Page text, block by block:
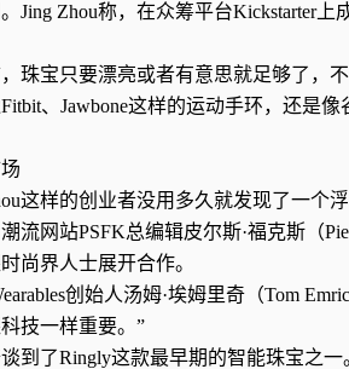
Jing Zhou称，在众筹平台Kickstarter
珠宝只要漂亮或者有意思就足够了，
、Jawbone这样的运动手环，还是
这样的创业者没用多久就发现了一个
流网站PSFK总编辑皮尔斯·福克斯（
尚界人士展开合作。
创始人汤姆·埃姆里奇（Tom
技一样重要。”
到了Ringly这款最早期的智能珠宝之一